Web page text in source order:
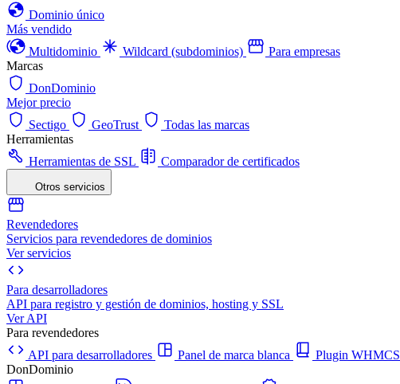
Dominio único
Más vendido
Multidominio
Wildcard (subdominios)
Para empresas
Marcas
DonDominio
Mejor precio
Sectigo
GeoTrust
Todas las marcas
Herramientas
Herramientas de SSL
Comparador de certificados
Otros servicios
Revendedores
Servicios para revendedores de dominios
Ver servicios
Para desarrolladores
API para registro y gestión de dominios, hosting y SSL
Ver API
Para revendedores
API para desarrolladores
Panel de marca blanca Plugin WHMCS
DonDominio